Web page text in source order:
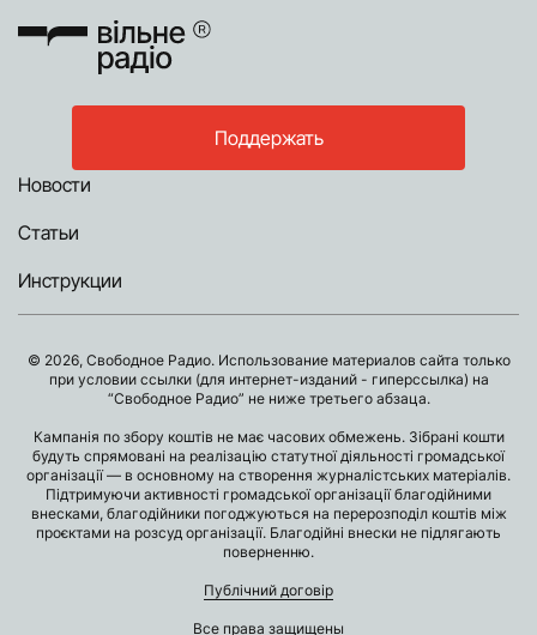
Поддержать
Новости
Статьи
Инструкции
© 2026, Свободное Радио. Использование материалов сайта только
при условии ссылки (для интернет-изданий - гиперссылка) на
“Свободное Радио” не ниже третьего абзаца.
Кампанія по збору коштів не має часових обмежень. Зібрані кошти
будуть спрямовані на реалізацію статутної діяльності громадської
організації — в основному на створення журналістських матеріалів.
Підтримуючи активності громадської організації благодійними
внесками, благодійники погоджуються на перерозподіл коштів між
проєктами на розсуд організації. Благодійні внески не підлягають
поверненню.
Публічний договір
Все права защищены